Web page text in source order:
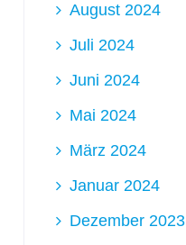
August 2024
Juli 2024
Juni 2024
Mai 2024
März 2024
Januar 2024
Dezember 2023